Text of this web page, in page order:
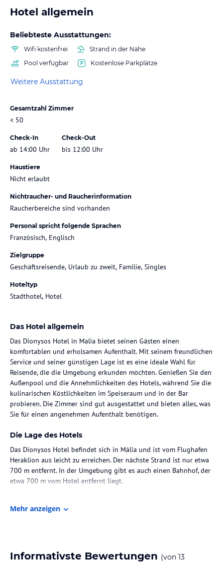
Hotel allgemein
Beliebteste Ausstattungen:
Wifi kostenfrei
Strand in der Nähe
Pool verfügbar
Kostenlose Parkplätze
Weitere Ausstattung
Gesamtzahl Zimmer
< 50
Check-In
ab 14:00 Uhr
Check-Out
bis 12:00 Uhr
Haustiere
Nicht erlaubt
Nichtraucher- und Raucherinformation
Raucherbereiche sind vorhanden
Personal spricht folgende Sprachen
Französisch, Englisch
Zielgruppe
Geschäftsreisende, Urlaub zu zweit, Familie, Singles
Hoteltyp
Stadthotel, Hotel
Das Hotel allgemein
Das Dionysos Hotel in Malia bietet seinen Gästen einen
komfortablen und erholsamen Aufenthalt. Mit seinem freundlichen
Service und seiner günstigen Lage ist es eine ideale Wahl für
Reisende, die die Umgebung erkunden möchten. Genießen Sie den
Außenpool und die Annehmlichkeiten des Hotels, während Sie die
kulinarischen Köstlichkeiten im Speiseraum und in der Bar
probieren. Die Zimmer sind gut ausgestattet und bieten alles, was
Sie für einen angenehmen Aufenthalt benötigen.
Die Lage des Hotels
Das Dionysos Hotel befindet sich in Mália und ist vom Flughafen
Heraklion aus leicht zu erreichen. Der nächste Strand ist nur etwa
700 m entfernt. In der Umgebung gibt es auch einen Bahnhof, der
etwa 700 m vom Hotel entfernt liegt.
Sie eine Dusche und einen Haartrockner.
Mehr anzeigen
Informativste Bewertungen (von 13